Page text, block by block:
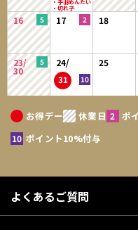
【会員のみなさまから提供さ
当サイトを利用するにあたっ
ス、購入履歴などの大切な個
当社は、当社の個人情報保護
管理するものとし、法令など
ないものとします。個人情報
ルマガジン配布、当サイトか
ことを目的とします。なお、
情報の保護」をご確認ださい。
第2条 会員登録の拒絶
1．会員登録の申し込みに際し
16 17 18
23/
30
24/
31
25
お得デー 休業日 ポ
ポイント10%付与
よくあるご質問